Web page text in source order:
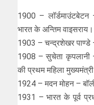
1900 – लॉर्डमाउंटबेटन
भारत के अन्तिम वाइसराय।
1903 – चन्द्रशेखर पाण्डे
1908 – सुचेता कृपलानी
की प्रथम महिला
1924 – मदन मोहन –
1931 – भारत के पूर्व